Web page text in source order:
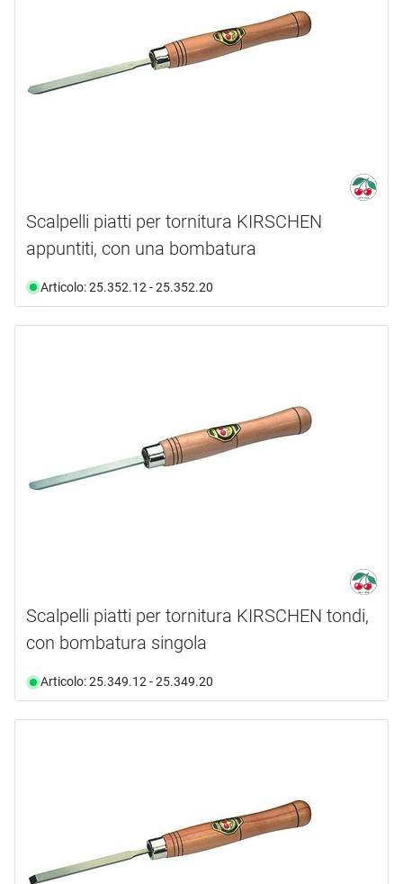
Scalpelli piatti per tornitura KIRSCHEN
appuntiti, con una bombatura
Articolo: 25.352.12 - 25.352.20
Scalpelli piatti per tornitura KIRSCHEN tondi,
con bombatura singola
Articolo: 25.349.12 - 25.349.20